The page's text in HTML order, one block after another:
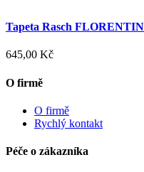
Tapeta Rasch
645,00 Kč
O firmě
O firmě
Rychlý kontakt
Péče o zákazníka